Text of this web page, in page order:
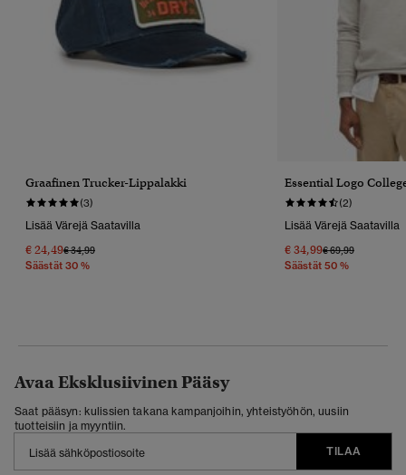
Graafinen Trucker-Lippalakki
(3)
Lisää Värejä Saatavilla
€ 24,49Hinta Alennettu Hinnasta
€ 34,99Hintaan
Säästät 30 %
Essential Logo
(2)
Lisää Värejä Saatavilla
€ 34,99Hinta Alennettu
€ 69,99Hintaan
Säästät 50 %
Avaa Eksklusiivinen Pääsy
Saat pääsyn: kulissien takana kampanjoihin, yhteistyöhön, uusiin
tuotteisiin ja myyntiin.
TILAA